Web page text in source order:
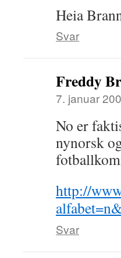
Heia
Svar
Freddy
7. januar
No er
nynorsk
http://
Svar